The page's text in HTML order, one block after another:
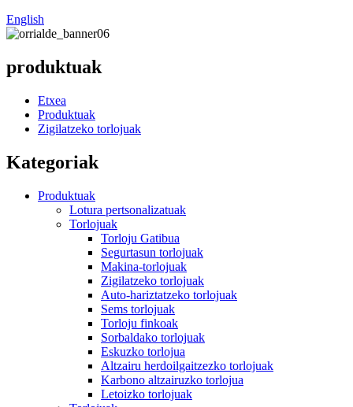
English
produktuak
Etxea
Produktuak
Zigilatzeko torlojuak
Kategoriak
Produktuak
Lotura pertsonalizatuak
Torlojuak
Torloju Gatibua
Segurtasun torlojuak
Makina-torlojuak
Zigilatzeko torlojuak
Auto-hariztatzeko torlojuak
Sems torlojuak
Torloju finkoak
Sorbaldako torlojuak
Eskuzko torlojua
Altzairu herdoilgaitzezko torlojuak
Karbono altzairuzko torlojua
Letoizko torlojuak